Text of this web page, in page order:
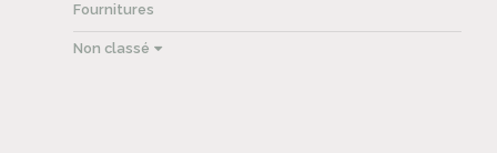
Fournitures
Non classé